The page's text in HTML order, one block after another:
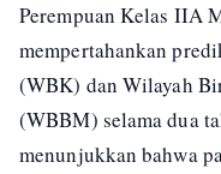
Perempuan Kelas IIA
mempertahankan
(WBK) dan Wilayah
(WBBM) selama dua
menunjukkan bahwa